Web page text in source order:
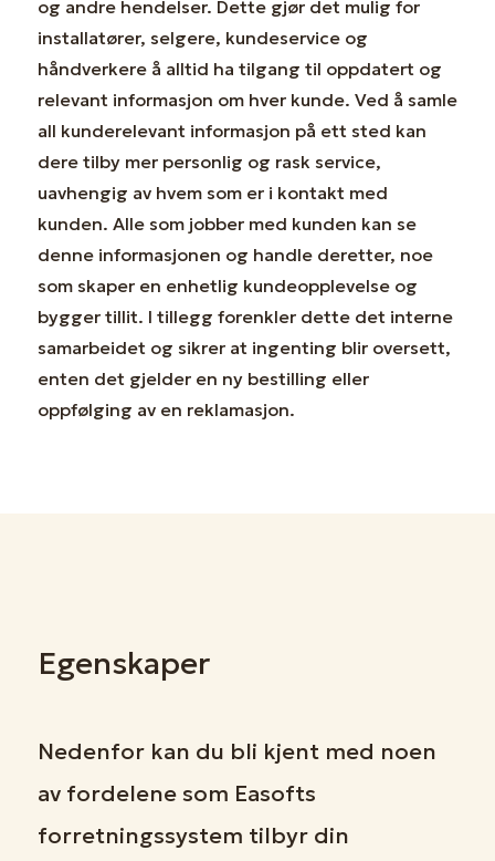
og andre hendelser. Dette gjør det mulig for
installatører, selgere, kundeservice og
håndverkere å alltid ha tilgang til oppdatert og
relevant informasjon om hver kunde. Ved å samle
all kunderelevant informasjon på ett sted kan
dere tilby mer personlig og rask service,
uavhengig av hvem som er i kontakt med
kunden. Alle som jobber med kunden kan se
denne informasjonen og handle deretter, noe
som skaper en enhetlig kundeopplevelse og
bygger tillit. I tillegg forenkler dette det interne
samarbeidet og sikrer at ingenting blir oversett,
enten det gjelder en ny bestilling eller
oppfølging av en reklamasjon.
Egenskaper
Nedenfor kan du bli kjent med noen
av fordelene som Easofts
forretningssystem tilbyr din